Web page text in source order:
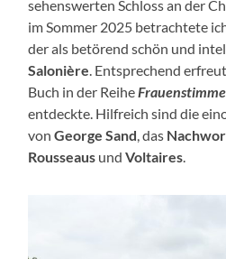
sehenswerten Schloss an der
im Sommer 2025 betrachtete
der als betörend schön und
Salonière. Entsprechend
Buch in der Reihe
entdeckte. Hilfreich sind die
vonGeorge Sand, das
Rousseaus undVoltaires.